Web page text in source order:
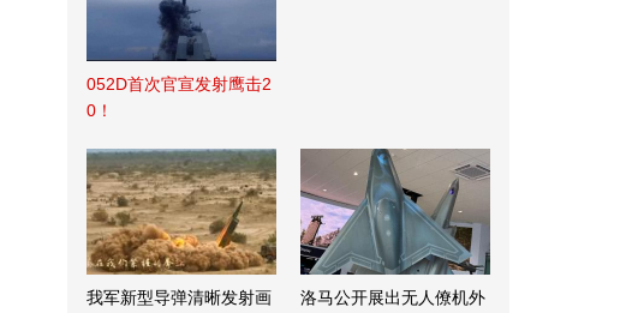
052D首次官宣发射鹰击2
0！
我军新型导弹清晰发射画
洛马公开展出无人僚机外